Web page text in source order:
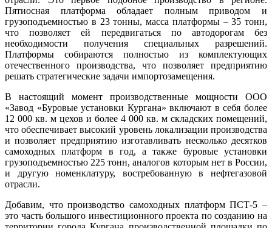
Пятиосная платформа обладает полным приводом и
грузоподъемностью в 23 тонны, масса платформы – 35 тонн,
что позволяет ей передвигаться по автодорогам без
необходимости получения специальных разрешений.
Платформы собираются полностью из комплектующих
отечественного производства, что позволяет предприятию
решать стратегические задачи импортозамещения.
В настоящий момент производственные мощности ООО
«Завод «Буровые установки Кургана» включают в себя более
12 000 кв. м цехов и более 4 000 кв. м складских помещений,
что обеспечивает высокий уровень локализации производства
и позволяет предприятию изготавливать несколько десятков
самоходных платформ в год, а также буровые установки
грузоподъемностью 225 тонн, аналогов которым нет в России,
и другую номенклатуру, востребованную в нефтегазовой
отрасли.
Добавим, что производство самоходных платформ ПСТ-5 –
это часть большого инвестиционного проекта по созданию на